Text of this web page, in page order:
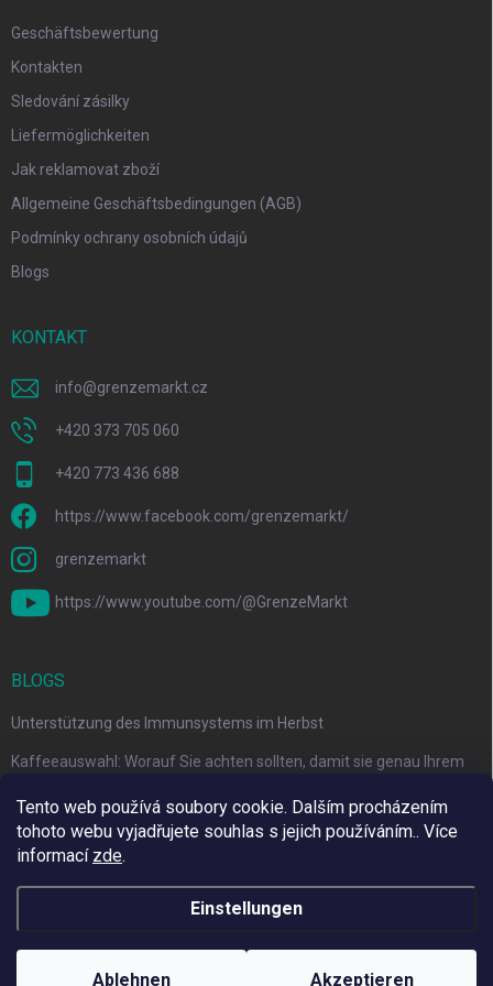
Tento web používá soubory cookie. Dalším procházením
tohoto webu vyjadřujete souhlas s jejich používáním.. Více
informací zde.
Einstellungen
Ablehnen Akzeptieren
Geschäftsbewertung
Kontakten
Sledování zásilky
Liefermöglichkeiten
Jak reklamovat zboží
Allgemeine Geschäftsbedingungen (AGB)
Podmínky ochrany osobních údajů
Blogs
KONTAKT
info@grenzemarkt.cz
+420 373 705 060
+420 773 436 688
https://www.facebook.com/grenzemarkt/
grenzemarkt
https://www.youtube.com/@GrenzeMarkt
BLOGS
Unterstützung des Immunsystems im Herbst
Kaffeeauswahl: Worauf Sie achten sollten, damit sie genau Ihrem
Copyright 2026Grenze Markt Online. Alle Rechte vorbehalten.Cookie-